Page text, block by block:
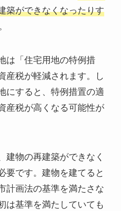
築ができなくなったりす
は「住宅用地の特例措
産税が軽減されます。し
にすると、特例措置の適
産税が高くなる可能性が
建物の再建築ができなく
要です。建物を建てると
計画法の基準を満たさな
は基準を満たしていても